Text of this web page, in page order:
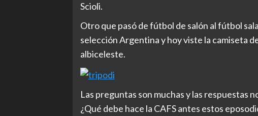
Scioli.
Otro que pasó de fútbol de salón al fútbol
selección Argentina y hoy viste la camiseta
albiceleste.
Las preguntas son muchas y las respuestas
¿Qué debe hace la CAFS antes estos